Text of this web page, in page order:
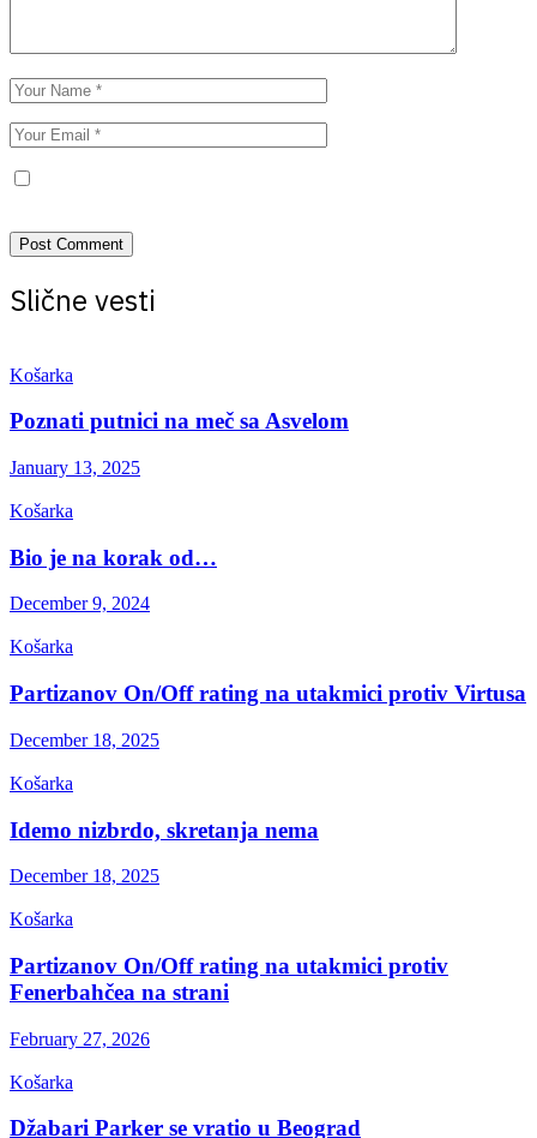
Slične vesti
Košarka
Poznati putnici na meč sa Asvelom
January 13, 2025
Košarka
Bio je na korak od…
December 9, 2024
Košarka
Partizanov On/Off rating na utakmici protiv Virtusa
December 18, 2025
Košarka
Idemo nizbrdo, skretanja nema
December 18, 2025
Košarka
Partizanov On/Off rating na utakmici protiv
Fenerbahčea na strani
February 27, 2026
Košarka
Džabari Parker se vratio u Beograd